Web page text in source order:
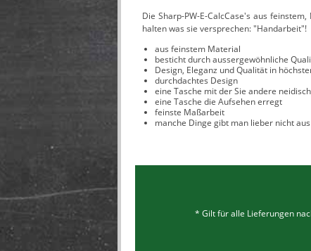
Die Sharp-PW-E-CalcCase's aus
halten was sie versprechen: "Handarbeit"!
aus feinstem Material
besticht durch aussergewöhnliche
Design, Eleganz und Qualität in
durchdachtes Design
eine Tasche mit der Sie andere
eine Tasche die Aufsehen erregt
feinste Maßarbeit
manche Dinge gibt man lieber nicht
* Gilt für alle Lieferungen